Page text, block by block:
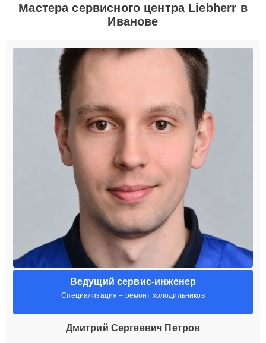
Мастера сервисного центра Liebherr в
Иванове
Ведущий сервис-инженер
Специализация – ремонт холодильников
Дмитрий Сергеевич Петров